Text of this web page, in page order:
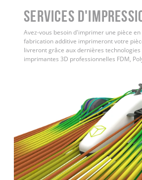
Services
Avez-vous besoin d'imprimer une pièce en
fabrication additive imprimeront votre
livreront grâce aux dernières technologies
imprimantes 3D professionnelles FDM,